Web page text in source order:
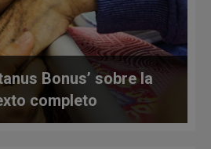
Bonus’ sobre la
completo